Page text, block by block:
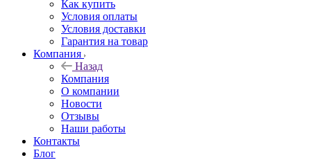
Как купить
Условия оплаты
Условия доставки
Гарантия на товар
Компания
Назад
Компания
О компании
Новости
Отзывы
Наши работы
Контакты
Блог